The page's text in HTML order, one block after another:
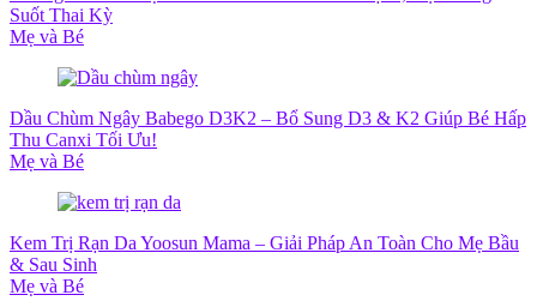
Suốt Thai Kỳ
Mẹ và Bé
Dầu Chùm Ngây Babego D3K2 – Bổ Sung D3 & K2 Giúp Bé Hấp
Thu Canxi Tối Ưu!
Mẹ và Bé
Kem Trị Rạn Da Yoosun Mama – Giải Pháp An Toàn Cho Mẹ Bầu
& Sau Sinh
Mẹ và Bé